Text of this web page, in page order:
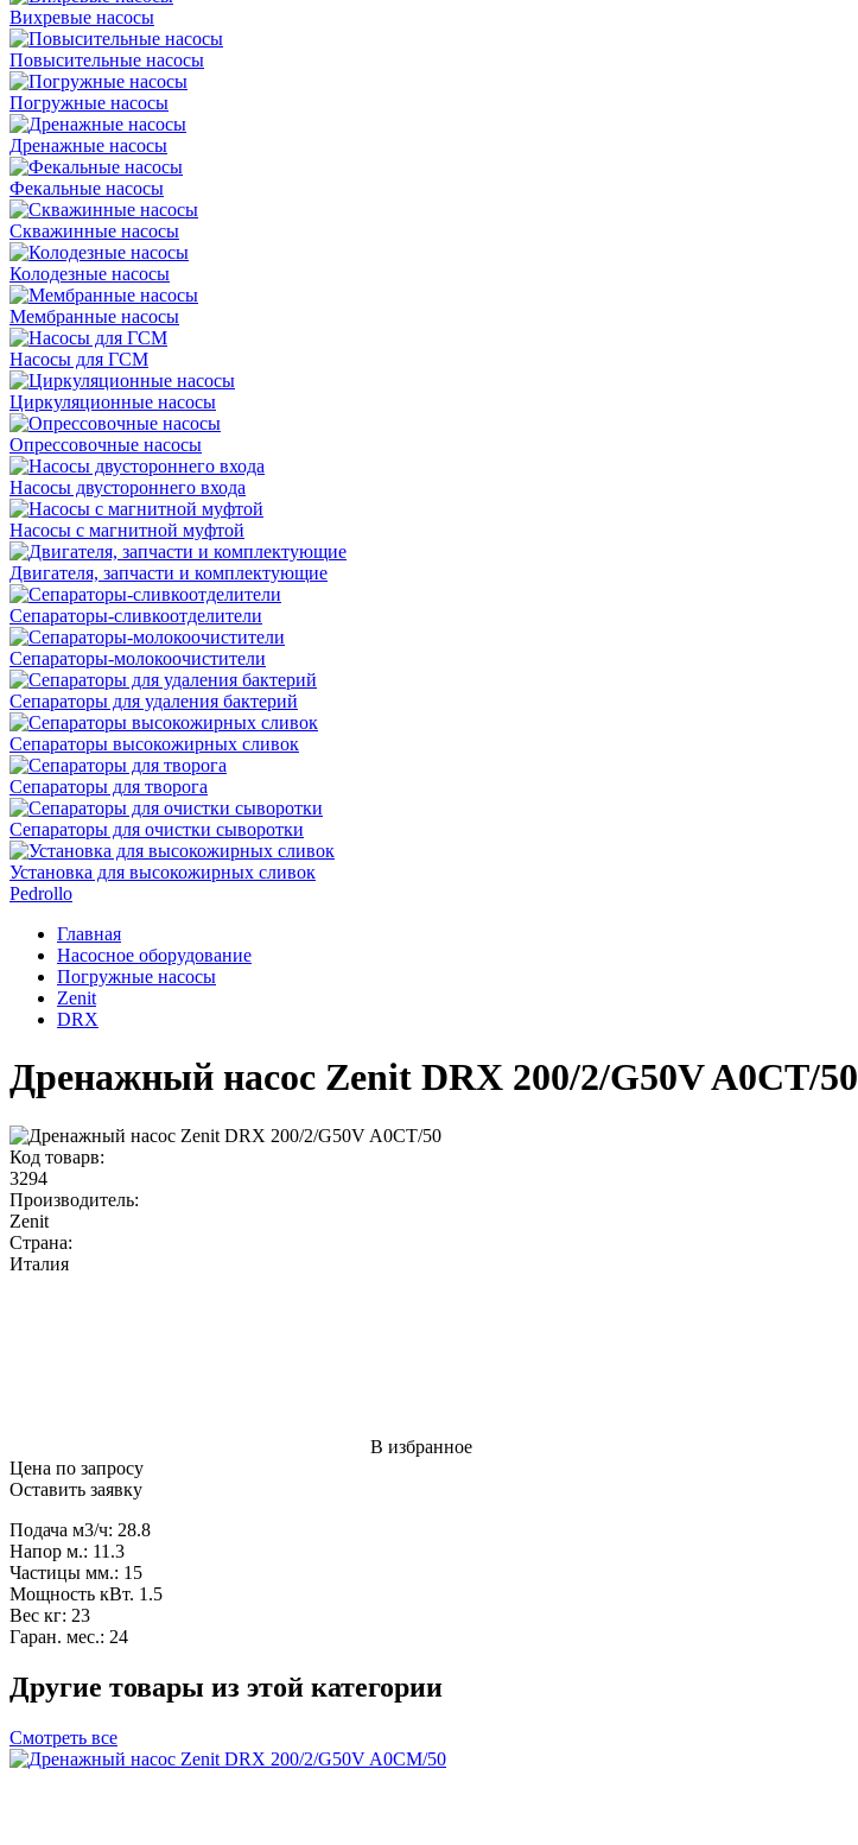
Вихревые насосы
Повысительные насосы
Погружные насосы
Дренажные насосы
Фекальные насосы
Скважинные насосы
Колодезные насосы
Мембранные насосы
Насосы для ГСМ
Циркуляционные насосы
Опрессовочные насосы
Насосы двустороннего входа
Насосы с магнитной муфтой
Двигателя, запчасти и комплектующие
Сепараторы-сливкоотделители
Сепараторы-молокоочистители
Сепараторы для удаления бактерий
Сепараторы высокожирных сливок
Сепараторы для творога
Сепараторы для очистки сыворотки
Установка для высокожирных сливок
Pedrollo
Главная
Насосное оборудование
Погружные насосы
Zenit
DRX
Дренажный насос Zenit DRX 200/2/G50V A0CT/50
Код товарв:
3294
Производитель:
Zenit
Страна:
Италия
В избранное
Цена по запросу
Оставить заявку
Подача м3/ч: 28.8
Напор м.: 11.3
Частицы мм.: 15
Мощность кВт. 1.5
Вес кг: 23
Гаран. мес.: 24
Другие товары из этой категории
Смотреть все